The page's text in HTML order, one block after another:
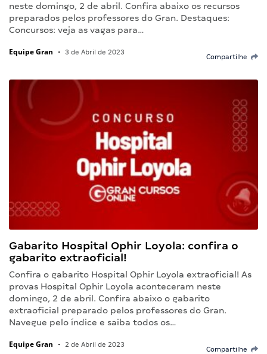
neste domingo, 2 de abril. Confira abaixo os recursos
preparados pelos professores do Gran. Destaques:
Concursos: veja as vagas para…
Equipe Gran • 3 de Abril de 2023
Compartilhe
Gabarito Hospital Ophir Loyola: confira o
gabarito extraoficial!
Confira o gabarito Hospital Ophir Loyola extraoficial! As
provas Hospital Ophir Loyola aconteceram neste
domingo, 2 de abril. Confira abaixo o gabarito
extraoficial preparado pelos professores do Gran.
Navegue pelo índice e saiba todos os…
Equipe Gran • 2 de Abril de 2023
Compartilhe